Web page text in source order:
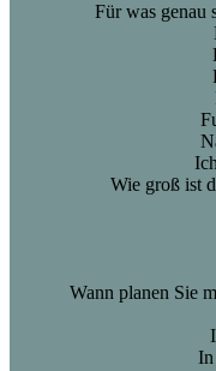
Für was genau
Wie groß ist
Wann planen Sie
In